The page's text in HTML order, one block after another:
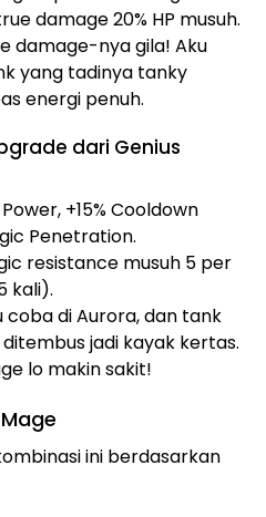
damage 20% HP musuh.
damage-nya gila! Aku
yang tadinya tanky
energi penuh.
dari Genius
+15% Cooldown
Penetration.
resistance musuh 5 per
kali).
coba di Aurora, dan tank
jadi kayak kertas.
lo makin sakit!
ini berdasarkan